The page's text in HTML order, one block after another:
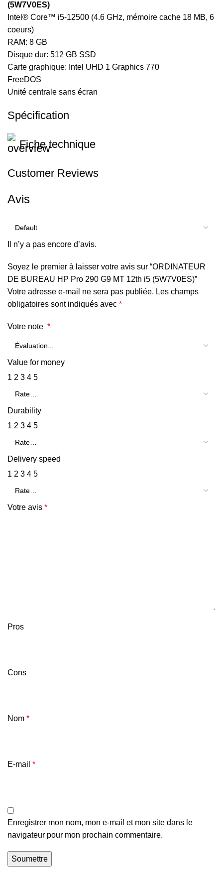
(5W7V0ES)
Intel® Core™ i5-12500 (4.6 GHz, mémoire cache 18 MB, 6
coeurs)
RAM: 8 GB
Disque dur: 512 GB SSD
Carte graphique: Intel UHD 1 Graphics 770
FreeDOS
Unité centrale sans écran
Spécification
Fiche technique
Customer Reviews
Avis
Il n’y a pas encore d’avis.
Soyez le premier à laisser votre avis sur “ORDINATEUR
DE BUREAU HP Pro 290 G9 MT 12th i5 (5W7V0ES)”
Votre adresse e-mail ne sera pas publiée. Les champs
obligatoires sont indiqués avec *
Votre note *
Value for money
1 2 3 4 5
Durability
1 2 3 4 5
Delivery speed
1 2 3 4 5
Votre avis *
Pros
Cons
Nom *
E-mail *
Enregistrer mon nom, mon e-mail et mon site dans le
navigateur pour mon prochain commentaire.